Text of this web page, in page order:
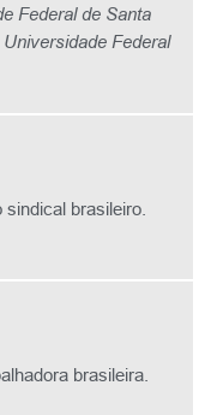
Federal de Santa
Federal
sindical brasileiro.
brasileira.